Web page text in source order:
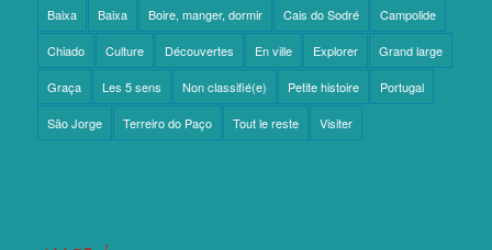
Baixa Baixa Boire, manger, dormir Cais do Sodré Campolide
Chiado Culture Découvertes En ville Explorer Grand large
Graça Les 5 sens Non classifié(e) Petite histoire Portugal
São Jorge Terreiro do Paço Tout le reste Visiter